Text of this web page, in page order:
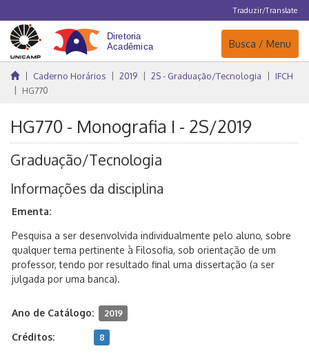
Traduzir/Translate
Navegação
Busca / Menu
Caderno Horários 2019 2S - Graduação/Tecnologia
IFCH
HG770
HG770 - Monografia I - 2S/2019
Graduação/Tecnologia
Informações da disciplina
Ementa:
Pesquisa a ser desenvolvida individualmente pelo aluno, sobre
qualquer tema pertinente à Filosofia, sob orientação de um
professor, tendo por resultado final uma dissertação (a ser
julgada por uma banca).
Ano de Catálogo: 2019
Créditos: 8